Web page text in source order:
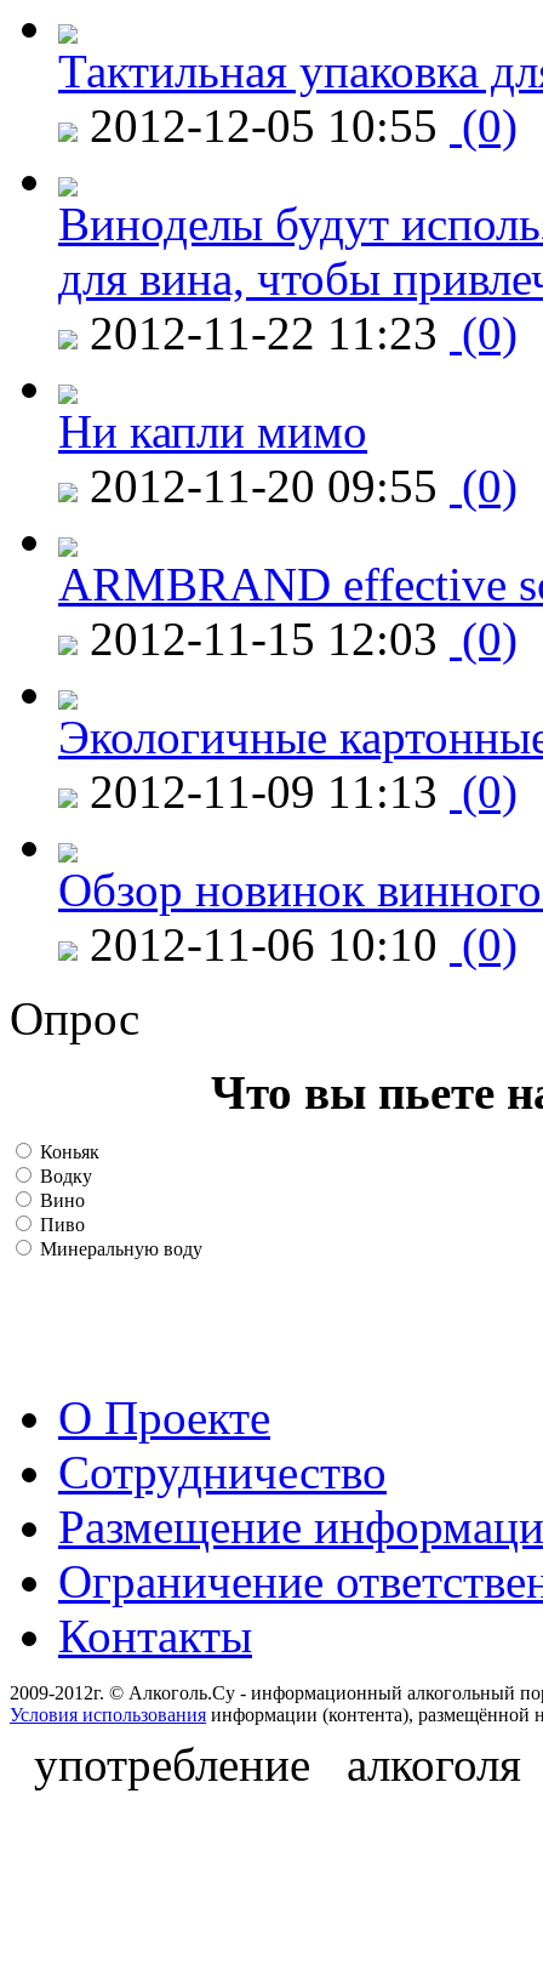
Тактильная упаковка
2012-12-05 10:55 (0)
Виноделы будут
для вина, чтобы
2012-11-22 11:23 (0)
Ни капли мимо
2012-11-20 09:55 (0)
ARMBRAND effective
2012-11-15 12:03 (0)
Экологичные
2012-11-09 11:13 (0)
Обзор новинок
2012-11-06 10:10 (0)
Опрос
Что вы пьете
Коньяк
Водку
Вино
Пиво
Минеральную воду
О Проекте
Сотрудничество
Размещение
Ограничение
Контакты
2009-2012г. © Алкоголь.Су - информационный алкогольный
Условия использования информации (контента), размещённой
употребление